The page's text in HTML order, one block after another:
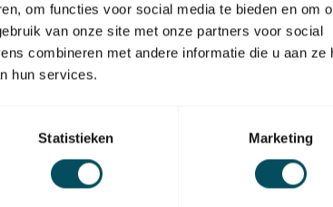
om functies voor social media te bieden en om
van onze site met onze partners voor social
combineren met andere informatie die u aan ze
hun services.
Statistieken Marketing
of
Op voorraad
BREL
Brel Adaptieset 35
Brel Adaptieset 35
Hunter Douglas